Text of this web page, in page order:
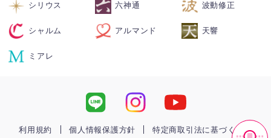
シリウス 六神通 波動修正
シャルム アルマンド 天響
ミアレ
利用規約 個人情報保護方針 特定商取引法に基づく表記